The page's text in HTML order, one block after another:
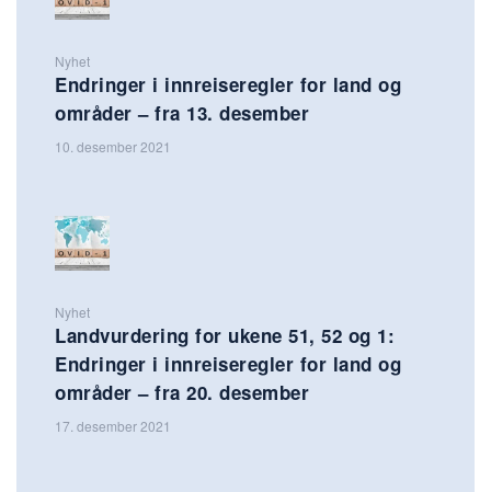
Nyhet
Endringer i innreiseregler for land og
områder – fra 13. desember
10. desember 2021
Nyhet
Landvurdering for ukene 51, 52 og 1:
Endringer i innreiseregler for land og
områder – fra 20. desember
17. desember 2021